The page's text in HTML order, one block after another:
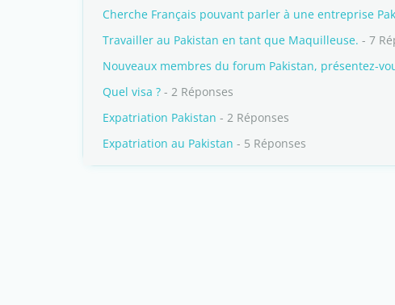
Cherche Français pouvant parler à une entreprise
Travailler au Pakistan en tant que Maquilleuse. - 7
Nouveaux membres du forum Pakistan, présentez-
Quel visa ? - 2 Réponses
Expatriation Pakistan - 2 Réponses
Expatriation au Pakistan - 5 Réponses